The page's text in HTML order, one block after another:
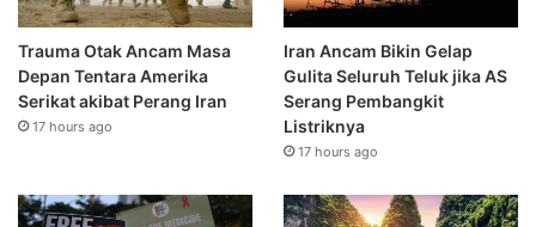
Trauma Otak Ancam Masa
Depan Tentara Amerika
Serikat akibat Perang Iran
17 hours ago
Iran Ancam Bikin Gelap
Gulita Seluruh Teluk jika AS
Serang Pembangkit
Listriknya
17 hours ago